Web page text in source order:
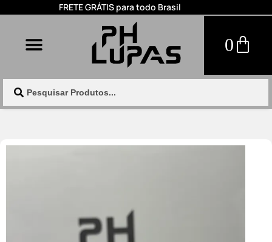
FRETE GRÁTIS para todo Brasil
0